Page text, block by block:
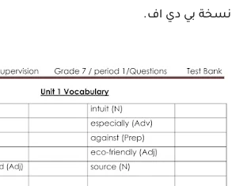
نسخة بي دي اف.